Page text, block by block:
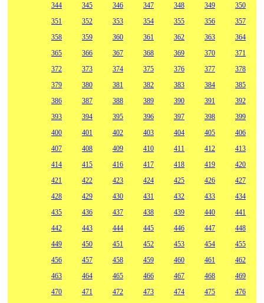
344
345 346 347 348 349
350
351
352 353 354 355 356
357
358
359 360 361 362 363
364
365
366 367 368 369 370
371
372
373 374 375 376 377
378
379
380 381 382 383 384
385
386
387 388 389 390 391
392
393
394 395 396 397 398
399
400
401 402 403 404 405
406
407
408 409 410 411 412
413
414
415 416 417 418 419
420
421
422 423 424 425 426
427
428
429 430 431 432 433
434
435
436 437 438 439 440
441
442
443 444 445 446 447
448
449
450 451 452 453 454
455
456
457 458 459 460 461
462
463
464 465 466 467 468
469
470
471 472 473 474 475
476